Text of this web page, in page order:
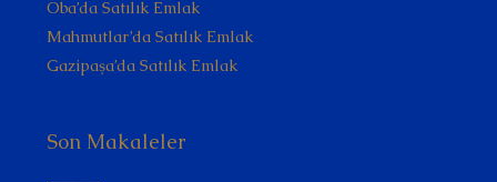
Oba’da Satılık Emlak
Mahmutlar’da Satılık Emlak
Gazipaşa’da Satılık Emlak
Son Makaleler